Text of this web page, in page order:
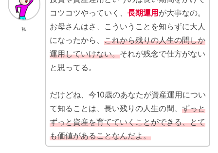
私
コツコツやっていく、 長期運用が大事なの。
お母さんはさ、こういうことを知らずに大人
になったから、 これから残りの人生の間しか
運用していけない。それが残念で仕方がない
と思ってる。
だけどね、今10歳のあなたが資産運用につい
て知ることは、長い残りの人生の間、 ずっと
ずっと資産を育てていくことができる、とて
も価値があることなんだよ。